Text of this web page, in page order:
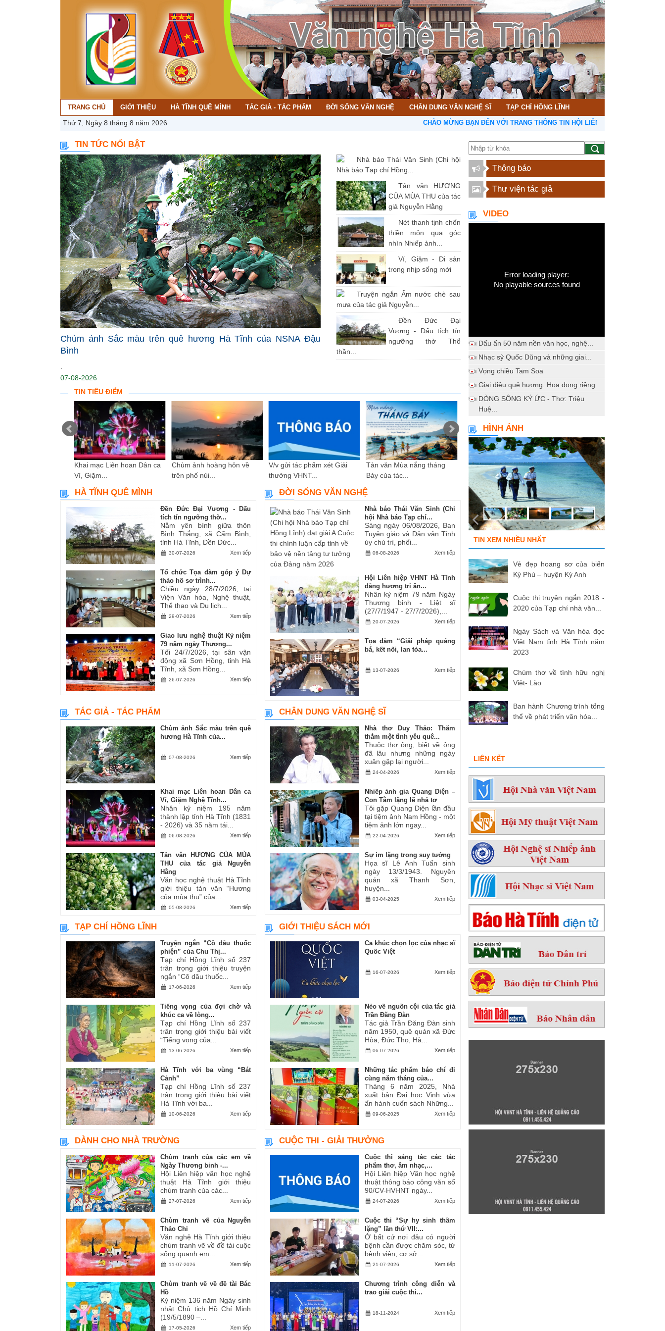
TRANG CHỦ GIỚI THIỆU HÀ TĨNH QUÊ MÌNH TÁC GIẢ - TÁC PHẨM ĐỜI SỐNG VĂN NGHỆ CHÂN DUNG VĂN NGHỆ SĨ TẠP CHÍ HỒNG LĨNH
Thứ 7, Ngày 8 tháng 8 năm 2026 CHÀO MỪNG BẠN ĐẾN VỚI TRANG THÔNG TIN HỘI LIÊN HIỆP VĂN HỌC NGHỆ
TIN TỨC NỔI BẬT
Chùm ảnh Sắc màu trên quê hương Hà Tĩnh của NSNA Đậu
Bình
.
07-08-2026
Nhà báo Thái Văn Sinh (Chi hội
Nhà báo Tạp chí Hồng...
Tản văn HƯƠNG
CỦA MÙA THU của tác
giả Nguyễn Hằng
Nét thanh tịnh chốn
thiền môn qua góc
nhìn Nhiếp ảnh...
Ví, Giặm - Di sản
trong nhịp sống mới
Truyện ngắn Ấm nước chè sau
mưa của tác giả Nguyễn...
Đền Đức Đại
Vương - Dấu tích tín
ngưỡng thờ Thổ
thần...
TIN TIÊU ĐIỂM
Khai mạc Liên hoan Dân ca
Ví, Giặm...
Chùm ảnh hoàng hôn về
trên phố núi...
V/v gửi tác phẩm xét Giải
thưởng VHNT...
Tản văn Mùa nắng tháng
Bảy của tác...
Chùm ảnh “Kéo lưới rùng”
của NSNA...
ĐỒNG ĐỘI ƠI, CÁC ANH ĐÃ
TRỞ VỀ!
HÀ TĨNH QUÊ MÌNH
Đền Đức Đại Vương - Dấu
tích tín ngưỡng thờ...
Nằm yên bình giữa thôn
Bình Thắng, xã Cẩm Bình,
tỉnh Hà Tĩnh, Đền Đức...
Xem tiếp
30-07-2026
Tổ chức Tọa đàm góp ý Dự
thảo hồ sơ trình...
Chiều ngày 28/7/2026, tại
Viện Văn hóa, Nghệ thuật,
Thể thao và Du lịch...
Xem tiếp
29-07-2026
Giao lưu nghệ thuật Kỷ niệm
79 năm ngày Thương...
Tối 24/7/2026, tại sân vận
động xã Sơn Hồng, tỉnh Hà
Tĩnh, xã Sơn Hồng...
Xem tiếp
26-07-2026
ĐỜI SỐNG VĂN NGHỆ
Nhà báo Thái Văn Sinh (Chi
hội Nhà báo Tạp chí...
Sáng ngày 06/08/2026, Ban
Tuyên giáo và Dân vận Tỉnh
ủy chủ trì, phối...
Xem tiếp
06-08-2026
Hội Liên hiệp VHNT Hà Tĩnh
dâng hương tri ân...
Nhân kỷ niệm 79 năm Ngày
Thương binh - Liệt sĩ
(27/7/1947 - 27/7/2026),...
Xem tiếp
20-07-2026
Tọa đàm “Giải pháp quảng
bá, kết nối, lan tỏa...
Xem tiếp
13-07-2026
TÁC GIẢ - TÁC PHẨM
Chùm ảnh Sắc màu trên quê
hương Hà Tĩnh của...
Xem tiếp
07-08-2026
Khai mạc Liên hoan Dân ca
Ví, Giặm Nghệ Tĩnh...
Nhân kỷ niệm 195 năm
thành lập tỉnh Hà Tĩnh (1831
- 2026) và 35 năm tái...
Xem tiếp
06-08-2026
Tản văn HƯƠNG CỦA MÙA
THU của tác giả Nguyễn
Hằng
Văn học nghệ thuật Hà Tĩnh
giới thiệu tản văn “Hương
của mùa thu” của...
Xem tiếp
05-08-2026
CHÂN DUNG VĂN NGHỆ SĨ
Nhà thơ Duy Thảo: Thăm
thẳm một tình yêu quê...
Thuộc thơ ông, biết về ông
đã lâu nhưng những ngày
xuân gặp lại người...
Xem tiếp
24-04-2026
Nhiếp ảnh gia Quang Diện –
Con Tằm lặng lẽ nhả tơ
Tôi gặp Quang Diện lần đầu
tại tiệm ảnh Nam Hồng - một
tiệm ảnh lớn ngay...
Xem tiếp
22-04-2026
Sự im lặng trong suy tưởng
Họa sĩ Lê Anh Tuấn sinh
ngày 13/3/1943. Nguyên
quán xã Thanh Sơn,
huyện...
Xem tiếp
03-04-2025
TẠP CHÍ HỒNG LĨNH
Truyện ngắn “Cô dâu thuốc
phiện” của Chu Thị...
Tạp chí Hồng Lĩnh số 237
trân trọng giới thiệu truyện
ngắn “Cô dâu thuốc...
Xem tiếp
17-06-2026
Tiếng vọng của đợi chờ và
khúc ca về lòng...
Tạp chí Hồng Lĩnh số 237
trân trọng giới thiệu bài viết
“Tiếng vọng của...
Xem tiếp
13-06-2026
Hà Tĩnh với ba vùng “Bát
Cảnh”
Tạp chí Hồng Lĩnh số 237
trân trọng giới thiệu bài viết
Hà Tĩnh với ba...
Xem tiếp
10-06-2026
GIỚI THIỆU SÁCH MỚI
Ca khúc chọn lọc của nhạc sĩ
Quốc Việt
Xem tiếp
16-07-2026
Nẻo về nguồn cội của tác giả
Trần Đăng Đàn
Tác giả Trần Đăng Đàn sinh
năm 1950, quê quán xã Đức
Hòa, Đức Thọ, Hà...
Xem tiếp
06-07-2026
Những tác phẩm báo chí đi
cùng năm tháng của...
Tháng 6 năm 2025, Nhà
xuất bản Đại học Vinh vừa
ấn hành cuốn sách Những...
Xem tiếp
09-06-2025
DÀNH CHO NHÀ TRƯỜNG
Chùm tranh của các em về
Ngày Thương binh -...
Hội Liên hiệp văn học nghệ
thuật Hà Tĩnh giới thiệu
chùm tranh của các...
Xem tiếp
27-07-2026
Chùm tranh vẽ của Nguyễn
Thảo Chi
Văn nghệ Hà Tĩnh giới thiệu
chùm tranh vẽ về đề tài cuộc
sống quanh em...
Xem tiếp
11-07-2026
Chùm tranh vẽ về đề tài Bác
Hồ
Kỷ niệm 136 năm Ngày sinh
nhật Chủ tịch Hồ Chí Minh
(19/5/1890 –...
Xem tiếp
17-05-2026
CUỘC THI - GIẢI THƯỞNG
Cuộc thi sáng tác các tác
phẩm thơ, âm nhạc,...
Hội Liên hiệp Văn học nghệ
thuật thông báo công văn số
90/CV-HVHNT ngày...
Xem tiếp
24-07-2026
Cuộc thi “Sự hy sinh thầm
lặng” lần thứ VII:...
Ở bất cứ nơi đâu có người
bệnh cần được chăm sóc, từ
bệnh viện, cơ sở...
Xem tiếp
21-07-2026
Chương trình công diễn và
trao giải cuộc thi...
Xem tiếp
18-11-2024
Thông báo
Thư viện tác giả
VIDEO
Error loading player:
No playable sources found
Dấu ấn 50 năm nền văn học, nghệ...
Nhạc sỹ Quốc Dũng và những giai...
Vọng chiều Tam Soa
Giai điệu quê hương: Hoa dong riềng
DÒNG SÔNG KÝ ỨC - Thơ: Triệu
Huệ...
HÌNH ẢNH
TIN XEM NHIỀU NHẤT
Vẻ đẹp hoang sơ của biển
Kỳ Phú – huyện Kỳ Anh
Cuộc thi truyện ngắn 2018 -
2020 của Tạp chí nhà văn...
Ngày Sách và Văn hóa đọc
Việt Nam tỉnh Hà Tĩnh năm
2023
Chùm thơ về tình hữu nghị
Việt- Lào
Ban hành Chương trình tổng
thể về phát triển văn hóa...
LIÊN KẾT